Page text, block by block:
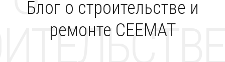
Блог о строительстве и
ремонте CEEMAT